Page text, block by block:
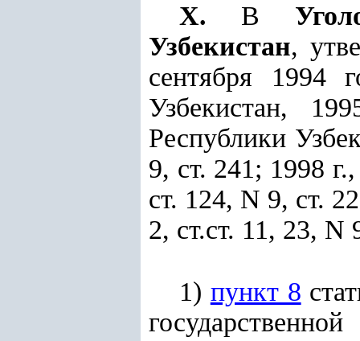
X. В
Узбекистан,
сентября 1994
Узбекистан,
Республики
9, ст. 241; 1998
ст. 124, N 9, ст.
2, ст.ст. 11, 23, N
1) пункт 8